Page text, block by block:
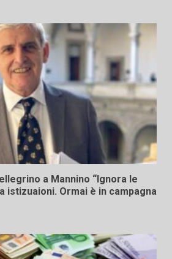
a Mannino “Ignora le
istizuaioni. Ormai è in campagna